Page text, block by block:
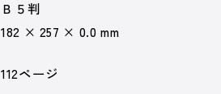
Ｂ５判
182 × 257 × 0.0 mm
112ページ